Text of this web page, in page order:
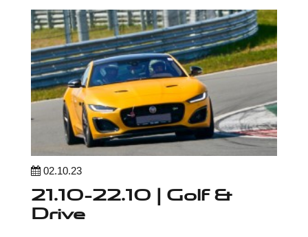
02.10.23
21.10-22.10 | Golf &
Drive